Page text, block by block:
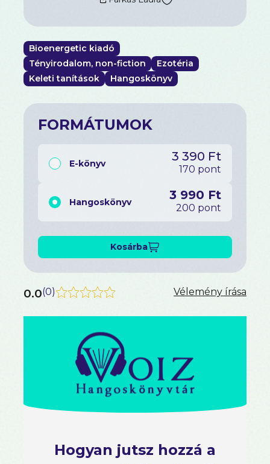
mindenkinek szól, aki nem akar tovább menekülni
a testében kialakuló szenvedés elől, és szeretne
információt gyűjteni arról, hogyan gyógyíthatja
meg magát.
Bioenergetic kiadó
Tényirodalom, non-fiction
Ezotéria
Keleti tanítások
Hangoskönyv
FORMÁTUMOK
E-könyv 3 390 Ft
170 pont
Hangoskönyv 3 990 Ft
200 pont
Kosárba
0.0(0) Vélemény írása
Hogyan jutsz hozzá a